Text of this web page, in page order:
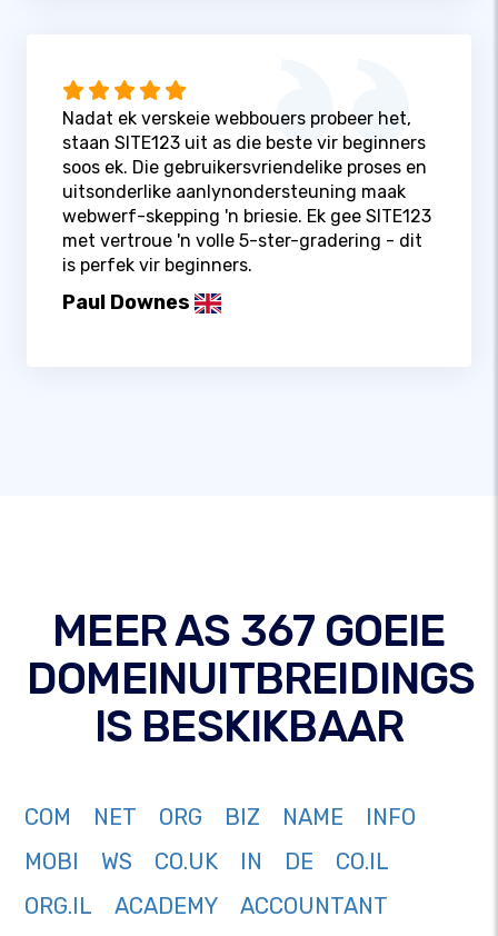
Nadat ek verskeie webbouers probeer het,
staan ​​SITE123 uit as die beste vir beginners
soos ek. Die gebruikersvriendelike proses en
uitsonderlike aanlynondersteuning maak
webwerf-skepping 'n briesie. Ek gee SITE123
met vertroue 'n volle 5-ster-gradering - dit
is perfek vir beginners.
Paul Downes
MEER AS 367 GOEIE
DOMEINUITBREIDINGS
IS BESKIKBAAR
COM NET ORG BIZ NAME
INFO
MOBI
WS CO.UK IN DE
CO.IL
ORG.IL
ACADEMY
ACCOUNTANT